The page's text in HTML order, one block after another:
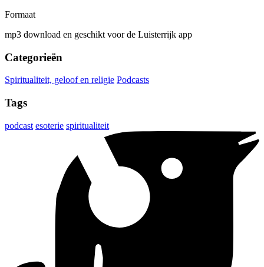
Formaat
mp3 download en geschikt voor de Luisterrijk app
Categorieën
Spiritualiteit, geloof en religie Podcasts
Tags
podcast esoterie spiritualiteit